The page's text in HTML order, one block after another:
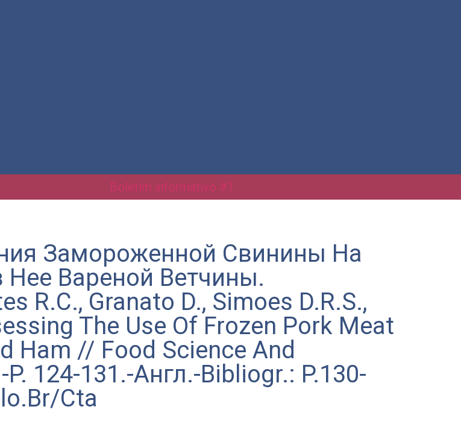
Boletim informativo #1
Замороженной Свинины На
Вареной Ветчины.
R.C., Granato D., Simoes D.R.S.,
The Use Of Frozen Pork Meat
Ham // Food Science And
124-131.-Англ.-Bibliogr.: P.130-
Cta